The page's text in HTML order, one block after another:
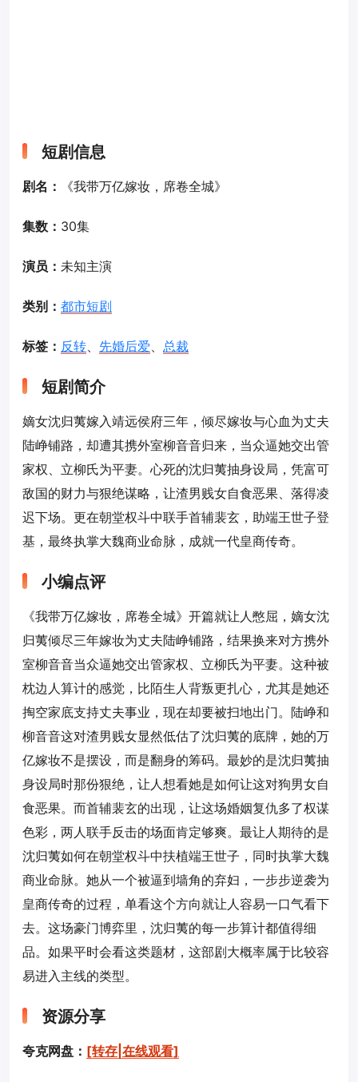
短剧信息
剧名： 《我带万亿嫁妆，席卷全城》
集数： 30集
演员： 未知主演
类别： 都市短剧
标签： 反转、 先婚后爱、 总裁
短剧简介
嫡女沈归荑嫁入靖远侯府三年，倾尽嫁妆与心血为丈夫
陆峥铺路，却遭其携外室柳音音归来，当众逼她交出管
家权、立柳氏为平妻。心死的沈归荑抽身设局，凭富可
敌国的财力与狠绝谋略，让渣男贱女自食恶果、落得凌
迟下场。更在朝堂权斗中联手首辅裴玄，助端王世子登
基，最终执掌大魏商业命脉，成就一代皇商传奇。
小编点评
《我带万亿嫁妆，席卷全城》开篇就让人憋屈，嫡女沈
归荑倾尽三年嫁妆为丈夫陆峥铺路，结果换来对方携外
室柳音音当众逼她交出管家权、立柳氏为平妻。这种被
枕边人算计的感觉，比陌生人背叛更扎心，尤其是她还
掏空家底支持丈夫事业，现在却要被扫地出门。陆峥和
柳音音这对渣男贱女显然低估了沈归荑的底牌，她的万
亿嫁妆不是摆设，而是翻身的筹码。最妙的是沈归荑抽
身设局时那份狠绝，让人想看她是如何让这对狗男女自
食恶果。而首辅裴玄的出现，让这场婚姻复仇多了权谋
色彩，两人联手反击的场面肯定够爽。最让人期待的是
沈归荑如何在朝堂权斗中扶植端王世子，同时执掌大魏
商业命脉。她从一个被逼到墙角的弃妇，一步步逆袭为
皇商传奇的过程，单看这个方向就让人容易一口气看下
去。这场豪门博弈里，沈归荑的每一步算计都值得细
品。如果平时会看这类题材，这部剧大概率属于比较容
易进入主线的类型。
资源分享
夸克网盘： [转存|在线观看]